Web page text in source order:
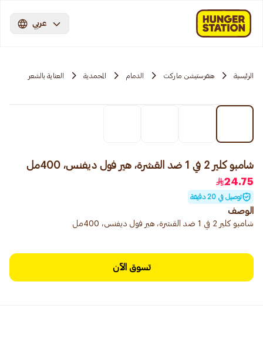
عربي
الرئيسية هنقرستيشن ماركت الدمام المحمدية العناية بالشعر
شامبو كلير 2 في 1 ضد القشرة، هير فول ديفنس، 400مل
24.75
توصيل في 20 دقيقة
الوصف
شامبو كلير 2 في 1 ضد القشرة، هير فول ديفنس، 400مل
تسوق الآن